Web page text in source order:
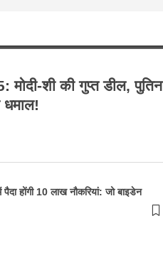
शी की गुप्त डील, पुतिन
धमाल!
होंगी 10 लाख नौकरियां: जो बाइडेन